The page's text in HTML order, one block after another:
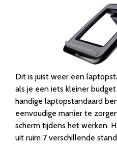
Dit is juist weer een
als je een iets kleiner
handige laptopstandaard
eenvoudige manier te
scherm tijdens het werken.
uit ruim 7 verschillende